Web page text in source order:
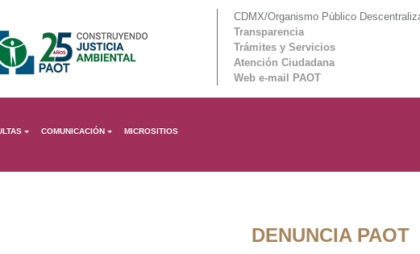
CDMX/Organismo Público
Transparencia
Trámites y Servicios
Atención Ciudadana
Web e-mail PAOT
COMUNICACIÓN MICROSITIOS
DENUNCIA PAOT